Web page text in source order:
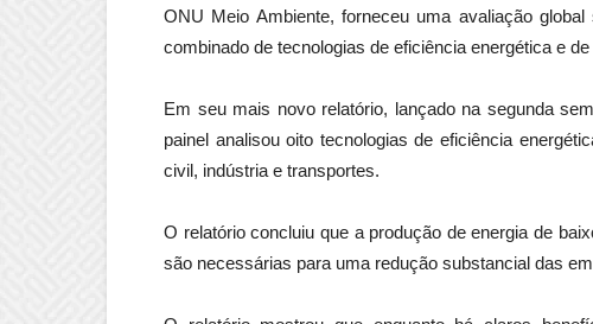
ONU Meio Ambiente, forneceu uma avaliação
combinado de tecnologias de eficiência energética e
Em seu mais novo relatório, lançado na segunda
painel analisou oito tecnologias de eficiência
civil, indústria e transportes.
O relatório concluiu que a produção de energia de
são necessárias para uma redução substancial das